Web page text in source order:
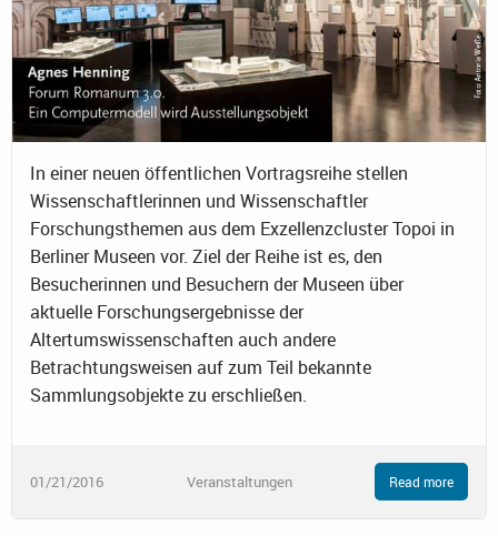
In einer neuen öffentlichen Vortragsreihe stellen
Wissenschaftlerinnen und Wissenschaftler
Forschungsthemen aus dem Exzellenzcluster Topoi in
Berliner Museen vor. Ziel der Reihe ist es, den
Besucherinnen und Besuchern der Museen über
aktuelle Forschungsergebnisse der
Altertumswissenschaften auch andere
Betrachtungsweisen auf zum Teil bekannte
Sammlungsobjekte zu erschließen.
01/21/2016 Veranstaltungen Read more